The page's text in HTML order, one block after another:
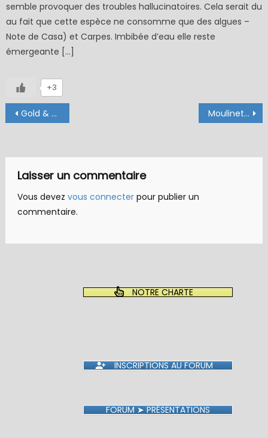
semble provoquer des troubles hallucinatoires. Cela serait du
au fait que cette espèce ne consomme que des algues –
Note de Casa) et Carpes. Imbibée d’eau elle reste
émergeante […]
+3
Navigation
de
Gold & Fire Moulinet mouche en bambou, par Serge BODEAU
Laisser un commentaire
Vous devez vous connecterpour publier un
commentaire.
NOTRE CHARTE
INSCRIPTIONS AU FORUM
FORUM ➤ PRÉSENTATIONS